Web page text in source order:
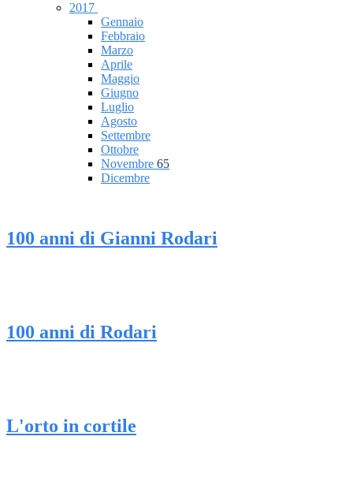
2017
Gennaio
Febbraio
Marzo
Aprile
Maggio
Giugno
Luglio
Agosto
Settembre
Ottobre
Novembre 65
Dicembre
100 anni di Gianni Rodari
100 anni di Rodari
L'orto in cortile